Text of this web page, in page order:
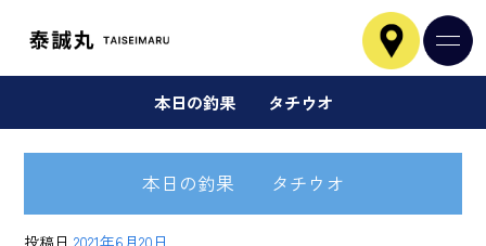
本日の釣果 タチウオ
本日の釣果 タチウオ